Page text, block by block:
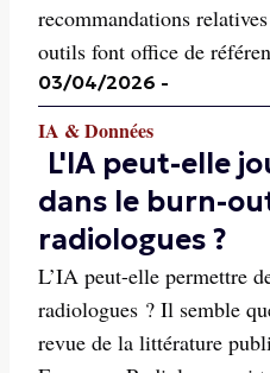
recommandations
outils font office de
03/04/2026 -
IA & Données
L'IA peut-elle
dans le burn-
radiologues ?
L’IA peut-elle permettre
radiologues ? Il semble
revue de la littérature